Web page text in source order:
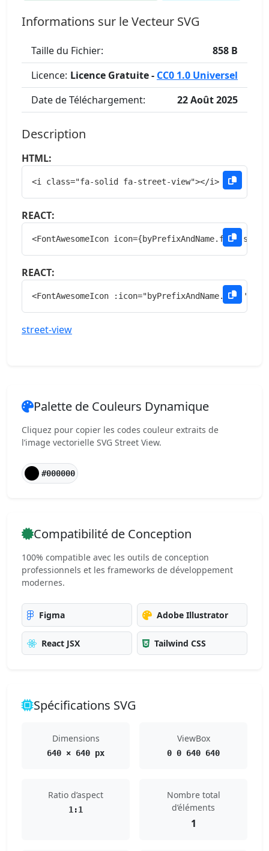
Informations sur le Vecteur SVG
Taille du Fichier:
858 B
Licence: Licence Gratuite - CC0 1.0 Universel
Date de Téléchargement:
22 Août 2025
Description
HTML:
<i class="fa-solid fa-street-view"></i>
REACT:
<FontAwesomeIcon
REACT:
<FontAwesomeIcon
street-view
Palette de Couleurs Dynamique
Cliquez pour copier les codes couleur extraits de
l’image vectorielle SVG Street View.
#000000
Compatibilité de Conception
100% compatible avec les outils de conception
professionnels et les frameworks de développement
modernes.
Figma Adobe Illustrator
React JSX Tailwind CSS
Spécifications SVG
Dimensions
640 × 640 px
ViewBox
0 0 640 640
Ratio d’aspect
1:1
Nombre total
d’éléments
1